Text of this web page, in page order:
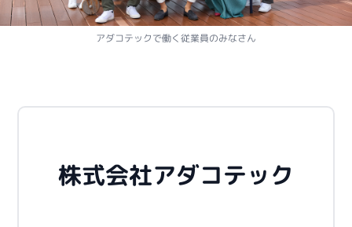
アダコテックで働く従業員のみなさん
株式会社アダコテック